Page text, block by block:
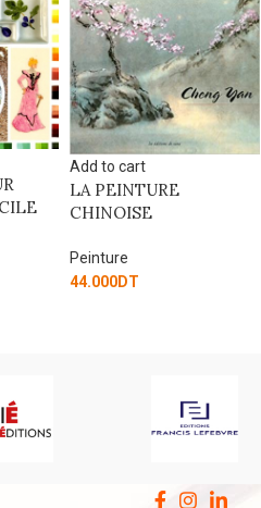
Add to cart
LA PEINTURE
CHINOISE
Peinture
44.000DT